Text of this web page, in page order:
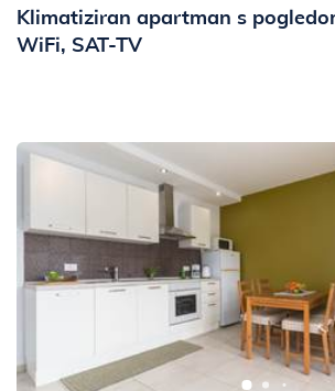
Klimatiziran apartman s
WiFi, SAT-TV